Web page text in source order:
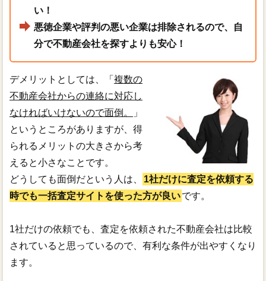
い！
悪徳企業や評判の悪い企業は排除されるので、自
分で不動産会社を探すよりも安心！
デメリットとしては、「 複数の
不動産会社からの連絡に対応し
なければいけないので面倒。
」
というところがありますが、得
られるメリットの大きさから考
えると小さなことです。
どうしても面倒だという人は、
1社だけに査定を依頼する
時でも一括査定サイトを使った方が良いです。
1社だけの依頼でも、査定を依頼された不動産会社は比較
されていると思っているので、有利な条件が出やすくなり
ます。